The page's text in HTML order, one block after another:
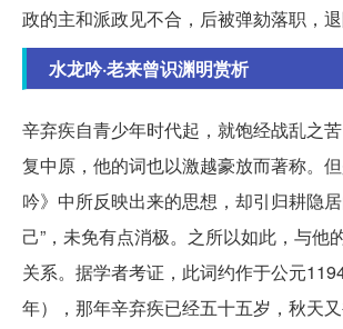
政的主和派政见不合，后被弹劾落职，退
水龙吟·老来曾识渊明赏析
辛弃疾自青少年时代起，就饱经战乱之
复中原，他的词也以激越豪放而著称。
吟》中所反映出来的思想，却引归耕隐
己”，未免有点消极。之所以如此，与他
关系。据学者考证，此词约作于公元
年），那年辛弃疾已经五十五岁，秋天